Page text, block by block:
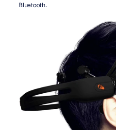
Bluetooth.